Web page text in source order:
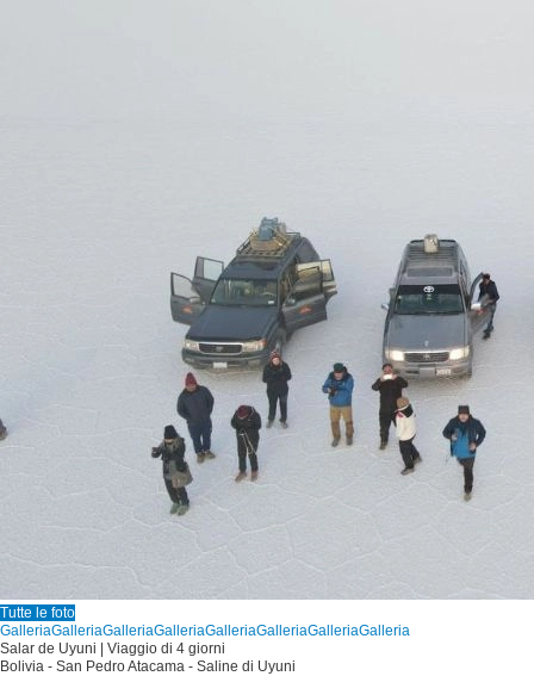
Tutte le foto
GalleriaGalleriaGalleriaGalleriaGalleriaGalleriaGalleriaGalleria
Salar de Uyuni | Viaggio di 4 giorni
Bolivia - San Pedro Atacama - Saline di Uyuni